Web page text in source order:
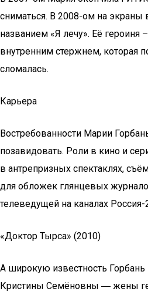
сниматься. В 2008-ом на экраны
названием «Я лечу». Её героиня
внутренним стержнем, которая
сломалась.
Карьера
Востребованности Марии
позавидовать. Роли в кино и
в антрепризных спектаклях,
для обложек глянцевых
телеведущей на каналах Россия-
«Доктор Тырса» (2010)
А широкую известность Горбань
Кристины Семёновны ― жены